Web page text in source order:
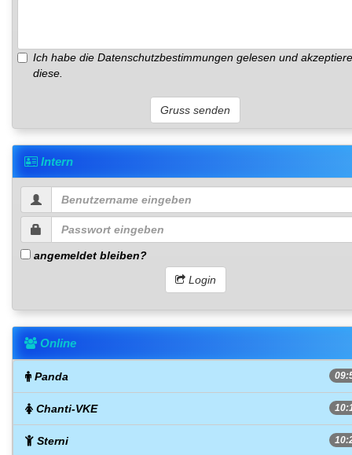
Ich habe die Datenschutzbestimmungen gelesen und akzeptiere
diese.
Gruss senden
Intern
angemeldet bleiben?
Login
Online
Panda
Chanti-VKE
Sterni